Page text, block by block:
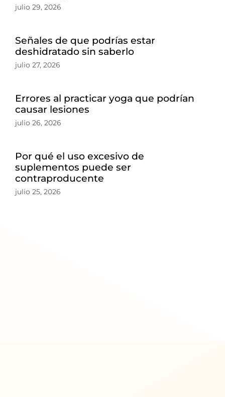
julio 29, 2026
Señales de que podrías estar
deshidratado sin saberlo
julio 27, 2026
Errores al practicar yoga que podrían
causar lesiones
julio 26, 2026
Por qué el uso excesivo de
suplementos puede ser
contraproducente
julio 25, 2026